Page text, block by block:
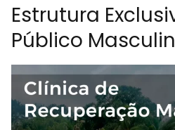
Estrutura
Público